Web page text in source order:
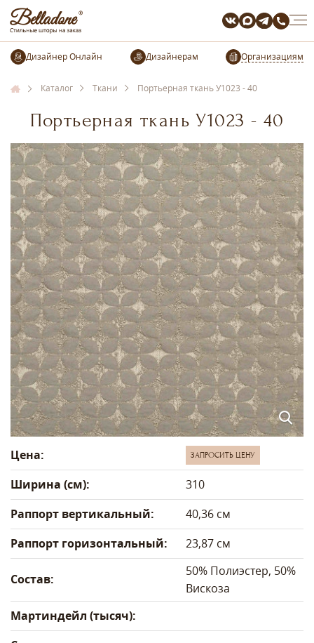
Организациям
Каталог Ткани Портьерная ткань У1023 - 40
Портьерная ткань У1023 - 40
Цена: ЗАПРОСИТЬ ЦЕНУ
Ширина (см):
310
Раппорт вертикальный:
40,36 см
Раппорт горизонтальный:
23,87 см
Состав:
50% Полиэстер, 50%
Вискоза
Мартиндейл (тысяч):